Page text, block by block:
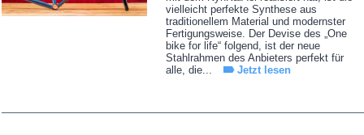
vielleicht perfekte Synthese aus
traditionellem Material und modernster
Fertigungsweise. Der Devise des „One
bike for life“ folgend, ist der neue
Stahlrahmen des Anbieters perfekt für
alle, die...
Jetzt lesen